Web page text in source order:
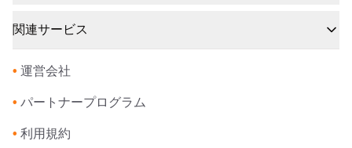
関連サービス
• 運営会社
• パートナープログラム
• 利用規約